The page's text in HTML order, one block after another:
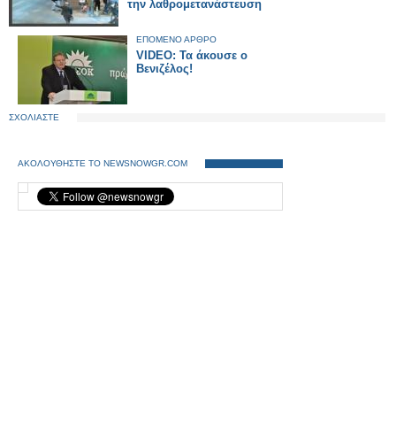
την λαθρομετανάστευση
ΕΠΟΜΕΝΟ ΑΡΘΡΟ
VIDEO: Τα άκουσε ο
Βενιζέλος!
ΣΧΟΛΙΑΣΤΕ
ΑΚΟΛΟΥΘΗΣΤΕ ΤΟ NEWSNOWGR.COM